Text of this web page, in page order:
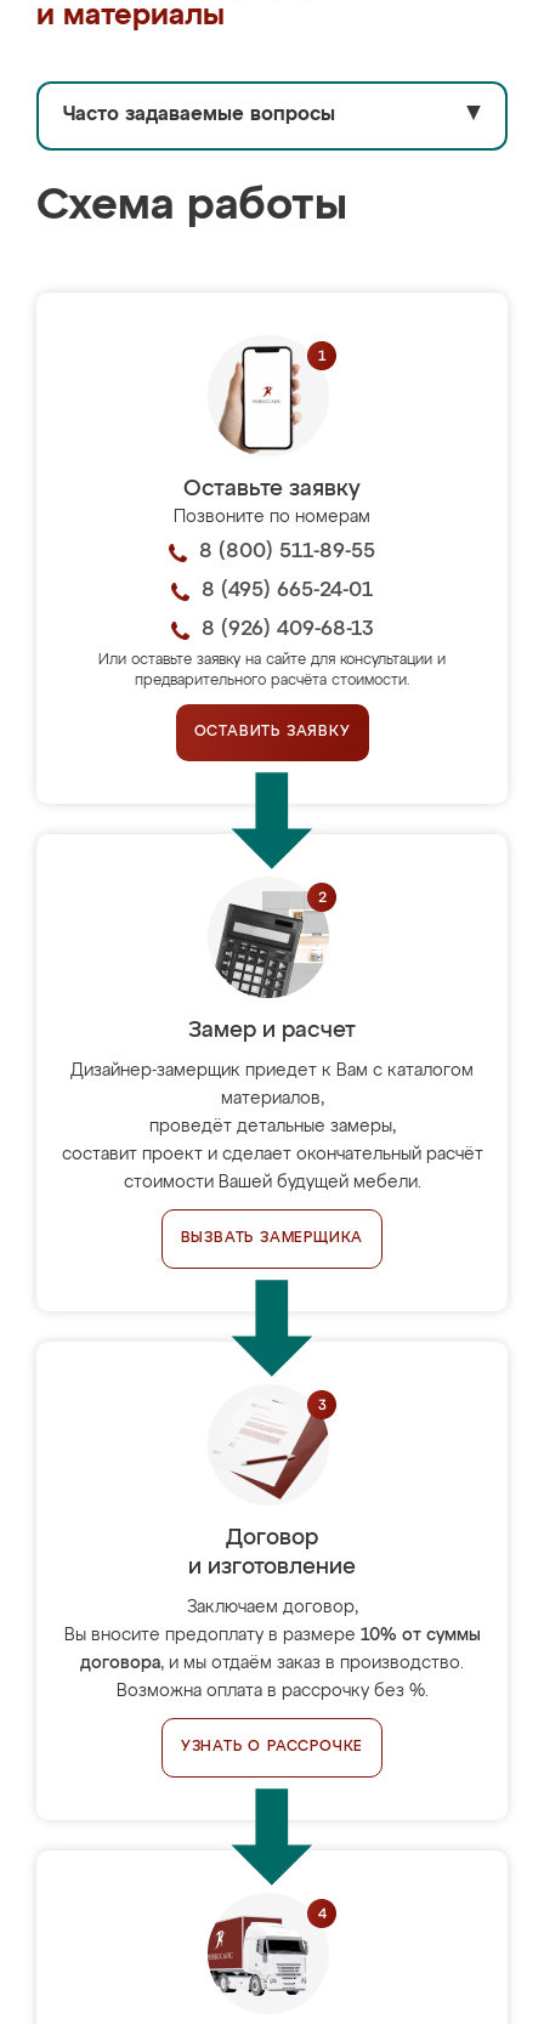
и материалы
Часто задаваемые вопросы ▼
Схема работы
Оставьте заявку
Позвоните по номерам
8 (800) 511-89-55
8 (495) 665-24-01
8 (926) 409-68-13
Или оставьте заявку на сайте для консультации и
предварительного расчёта стоимости.
ОСТАВИТЬ ЗАЯВКУ
Замер и расчет
Дизайнер-замерщик приедет к Вам с каталогом
материалов,
проведёт детальные замеры,
составит проект и сделает окончательный расчёт
стоимости Вашей будущей мебели.
ВЫЗВАТЬ ЗАМЕРЩИКА
Договор
и изготовление
Заключаем договор,
Вы вносите предоплату в размере 10% от суммы
договора, и мы отдаём заказ в производство.
Возможна оплата в рассрочку без %.
УЗНАТЬ О РАССРОЧКЕ